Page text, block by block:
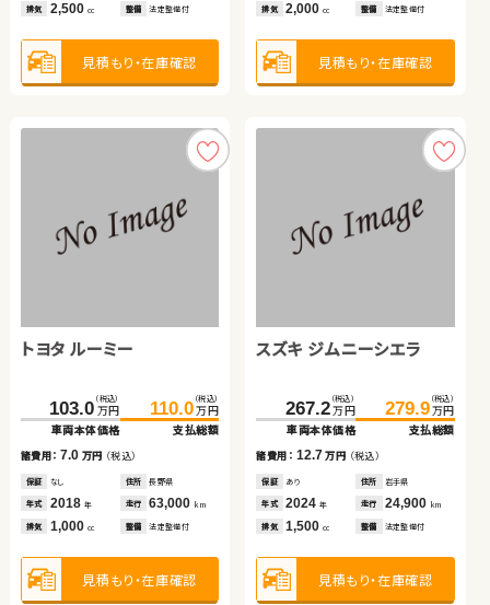
排気 2,500 cc 整備 法定整備付
見積もり・在庫確認
排気 2,000cc 整備 法定整備付
見積もり・在庫確認
トヨタ ルーミー
103.0 （税込）
万円
車両本体価格
110.0 （税込）
万円
支払総額
諸費用：7.0 万円 （税込）
保証 なし 住所 長野県
年式 2018 年 走行 63,000 km
排気 1,000 cc 整備 法定整備付
見積もり・在庫確認
スズキ ジムニーシエラ
267.2 （税込）
万円
車両本体価格
279.9 （税込）
万円
支払総額
諸費用： 12.7万円 （税込）
保証 あり 住所 岩手県
年式 2024年 走行 24,900 km
排気 1,500cc 整備 法定整備付
見積もり・在庫確認
見積もり・在庫確認 見積もり・在庫確認
トヨタ ヴォクシー
車両本体価格
支払総額
諸費用：8.4万円 （税込）
2016 年 130,100km
2,000cc 法定整備付
見積もり・在庫確認
ホンダ フリード ハイブリ
車両本体価格
支払総額
諸費用：14.9 万円（税込）
2013 年 90,200km
1,500cc 法定整備付
見積もり・在庫確認
見積もり・在庫確認 見積もり・在庫確認
日産 エクストレイル
車両本体価格
支払総額
諸費用：17.2 万円（税込）
2021 年 60,700 km
2,000cc 法定整備付
見積もり・在庫確認
スズキ ジムニー
車両本体価格
支払総額
諸費用：7.5万円 （税込）
2023 年 43,200km
660cc 法定整備付
見積もり・在庫確認